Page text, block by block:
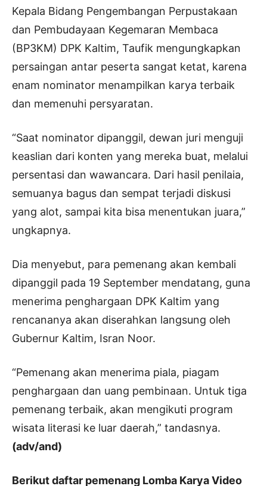
Kepala Bidang Pengembangan Perpustakaan
dan Pembudayaan Kegemaran Membaca
(BP3KM) DPK Kaltim, Taufik mengungkapkan
persaingan antar peserta sangat ketat, karena
enam nominator menampilkan karya terbaik
dan memenuhi persyaratan.
“Saat nominator dipanggil, dewan juri menguji
keaslian dari konten yang mereka buat, melalui
persentasi dan wawancara. Dari hasil penilaia,
semuanya bagus dan sempat terjadi diskusi
yang alot, sampai kita bisa menentukan juara,”
ungkapnya.
Dia menyebut, para pemenang akan kembali
dipanggil pada 19 September mendatang, guna
menerima penghargaan DPK Kaltim yang
rencananya akan diserahkan langsung oleh
Gubernur Kaltim, Isran Noor.
“Pemenang akan menerima piala, piagam
penghargaan dan uang pembinaan. Untuk tiga
pemenang terbaik, akan mengikuti program
wisata literasi ke luar daerah,” tandasnya.
(adv/and)
Berikut daftar pemenang Lomba Karya Video